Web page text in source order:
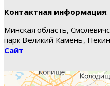
Контактная информация:
Минская область,
парк Великий Камень,
Сайт